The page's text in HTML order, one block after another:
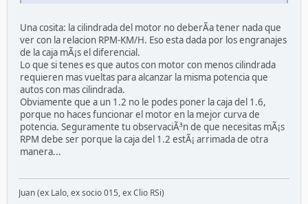
Una cosita: la cilindrada del motor no deberÃ­a tener nada que
ver con la relacion RPM-KM/H. Eso esta dada por los engranajes
de la caja mÃ¡s el diferencial.
Lo que si tenes es que autos con motor con menos cilindrada
requieren mas vueltas para alcanzar la misma potencia que
autos con mas cilindrada.
Obviamente que a un 1.2 no le podes poner la caja del 1.6,
porque no haces funcionar el motor en la mejor curva de
potencia. Seguramente tu observaciÃ³n de que necesitas mÃ¡s
RPM debe ser porque la caja del 1.2 estÃ¡ arrimada de otra
manera...
Juan (ex Lalo, ex socio 015, ex Clio RSi)